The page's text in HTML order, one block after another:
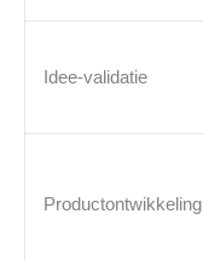
Idee-validatie
Productontwikkeling